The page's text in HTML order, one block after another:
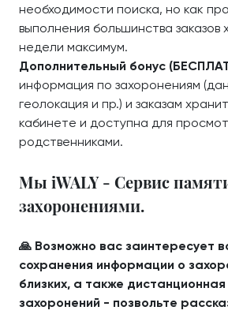
необходимости поиска, но как
выполнения большинства заказов
недели максимум.
Дополнительный бонус
информация по захоронениям
геолокация и пр.) и заказам
кабинете и доступна для
родственниками.
Мы iWALY - Сервис
захоронениями.
🙏 Возможно вас заинтересует
сохранения информации о
близких, а также
захоронений - позвольте